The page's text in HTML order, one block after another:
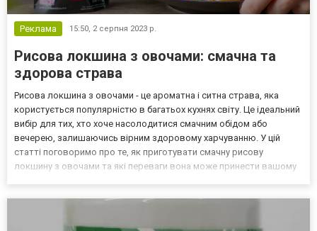
Реклама 15:50, 2 серпня 2023 р.
Рисова локшина з овочами: смачна та
здорова страва
Рисова локшина з овочами - це ароматна і ситна страва, яка
користується популярністю в багатьох кухнях світу. Це ідеальний
вибір для тих, хто хоче насолодитися смачним обідом або
вечерею, залишаючись вірним здоровому харчуванню. У цій
статті поговоримо про те, як приготувати смачну рисову
локшину з овочами та які переваги вона може принести вашому